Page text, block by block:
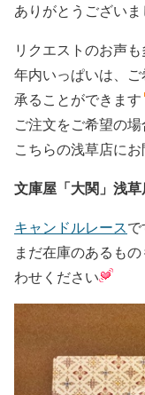
ありがとうございま
リクエストのお声
年内いっぱいは、
承ることができます
ご注文をご希望の場
こちらの浅草店に
文庫屋「大関」浅
キャンドルレースで
まだ在庫のあるも
わせください